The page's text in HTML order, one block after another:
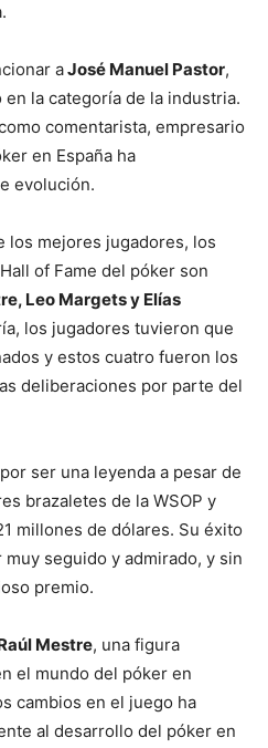
aJosé Manuel Pastor,
la categoría de la industria.
comentarista, empresario
en España ha
evolución.
los mejores jugadores, los
of Fame del póker son
Leo Margets y Elías
los jugadores tuvieron que
y estos cuatro fueron los
deliberaciones por parte del
ser una leyenda a pesar de
brazaletes de la WSOP y
millones de dólares. Su éxito
seguido y admirado, y sin
premio.
Mestre, una figura
el mundo del póker en
cambios en el juego ha
al desarrollo del póker en